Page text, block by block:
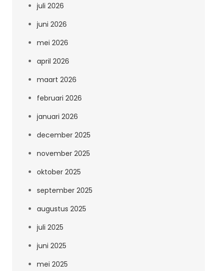
juli 2026
juni 2026
mei 2026
april 2026
maart 2026
februari 2026
januari 2026
december 2025
november 2025
oktober 2025
september 2025
augustus 2025
juli 2025
juni 2025
mei 2025